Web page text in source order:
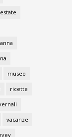
estate
museo
ricette
vacanze